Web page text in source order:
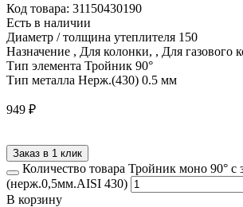
Код товара: 31150430190
Есть в наличии
Диаметр / толщина утеплителя 150
Назначение , Для колонки, , Для газового
Тип элемента Тройник 90°
Тип металла Нерж.(430) 0.5 мм
949 ₽
Заказ в 1 клик
Количество товара Тройник моно 90° с
(нерж.0,5мм.AISI 430)
В корзину